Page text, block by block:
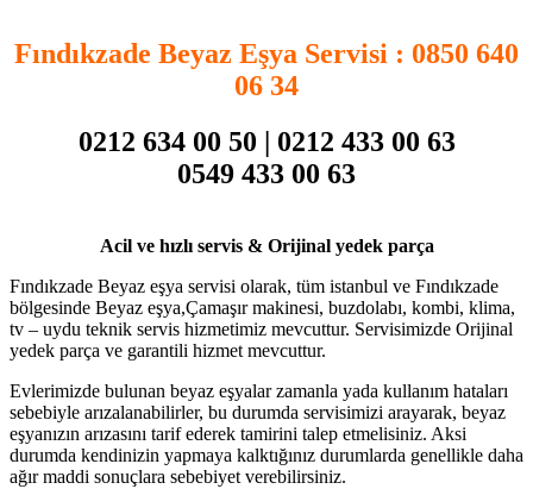
Fındıkzade Beyaz Eşya Servisi : 0850 640
06 34
0212 634 00 50 | 0212 433 00 63
0549 433 00 63
Acil ve hızlı servis & Orijinal yedek parça
Fındıkzade Beyaz eşya servisi olarak, tüm istanbul ve Fındıkzade
bölgesinde Beyaz eşya,Çamaşır makinesi, buzdolabı, kombi, klima,
tv – uydu teknik servis hizmetimiz mevcuttur. Servisimizde Orijinal
yedek parça ve garantili hizmet mevcuttur.
Evlerimizde bulunan beyaz eşyalar zamanla yada kullanım hataları
sebebiyle arızalanabilirler, bu durumda servisimizi arayarak, beyaz
eşyanızın arızasını tarif ederek tamirini talep etmelisiniz. Aksi
durumda kendinizin yapmaya kalktığınız durumlarda genellikle daha
ağır maddi sonuçlara sebebiyet verebilirsiniz.